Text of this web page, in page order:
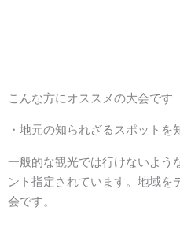
こんな方にオススメの大会です
・地元の知られざるスポットを
一般的な観光では行けないよう
ント指定されています。地域を
会です。